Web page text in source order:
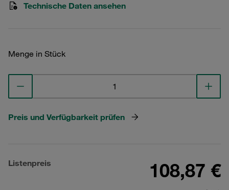
Technische Daten ansehen
Menge in Stück
Preis und Verfügbarkeit prüfen
Listenpreis 108,87 €